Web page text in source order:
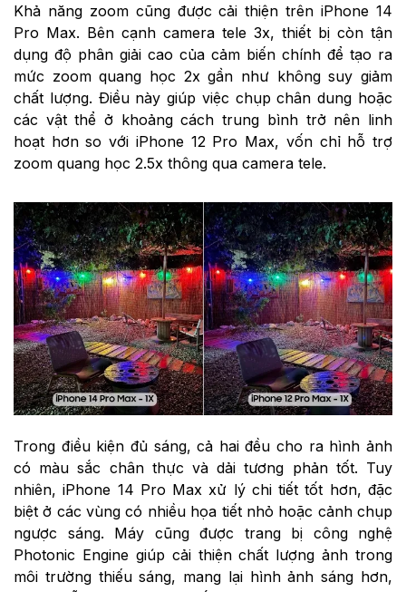
Khả năng zoom cũng được cải thiện trên iPhone 14
Pro Max. Bên cạnh camera tele 3x, thiết bị còn tận
dụng độ phân giải cao của cảm biến chính để tạo ra
mức zoom quang học 2x gần như không suy giảm
chất lượng. Điều này giúp việc chụp chân dung hoặc
các vật thể ở khoảng cách trung bình trở nên linh
hoạt hơn so với iPhone 12 Pro Max, vốn chỉ hỗ trợ
zoom quang học 2.5x thông qua camera tele.
Trong điều kiện đủ sáng, cả hai đều cho ra hình ảnh
có màu sắc chân thực và dải tương phản tốt. Tuy
nhiên, iPhone 14 Pro Max xử lý chi tiết tốt hơn, đặc
biệt ở các vùng có nhiều họa tiết nhỏ hoặc cảnh chụp
ngược sáng. Máy cũng được trang bị công nghệ
Photonic Engine giúp cải thiện chất lượng ảnh trong
môi trường thiếu sáng, mang lại hình ảnh sáng hơn,